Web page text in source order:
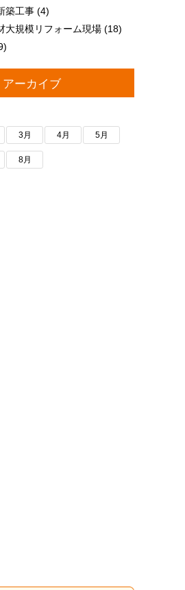
築工事 (4)
規模リフォーム現場 (18)
アーカイブ
3月 4月 5月
8月